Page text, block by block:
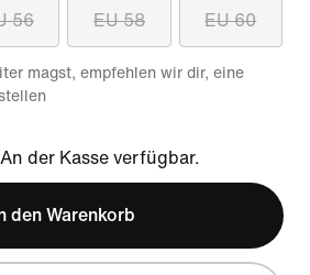
56 EU 58 EU 60
magst, empfehlen wir dir, eine
Klarna
An der Kasse verfügbar.
den Warenkorb